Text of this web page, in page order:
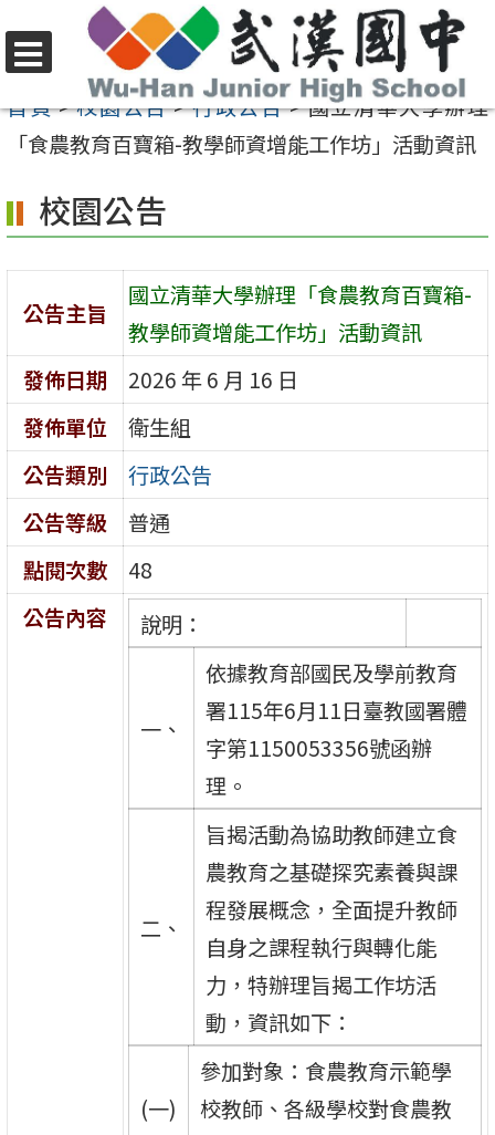
至
容
區
選
單
首頁>校園公告>行政公告>國立清華大學辦理
「食農教育百寶箱-教學師資增能工作坊」活動資訊
校園公告
公告主旨
國立清華大學辦理「食農教育百寶箱-
教學師資增能工作坊」活動資訊
發佈日期
2026 年 6 月 16 日
發佈單位
衛生組
公告類別
行政公告
公告等級
普通
點閱次數
48
公告內容
說明：
一、
依據教育部國民及學前教育
署115年6月11日臺教國署體
字第1150053356號函辦
理。
二、
旨揭活動為協助教師建立食
農教育之基礎探究素養與課
程發展概念，全面提升教師
自身之課程執行與轉化能
力，特辦理旨揭工作坊活
動，資訊如下：
(一)
參加對象：食農教育示範學
校教師、各級學校對食農教